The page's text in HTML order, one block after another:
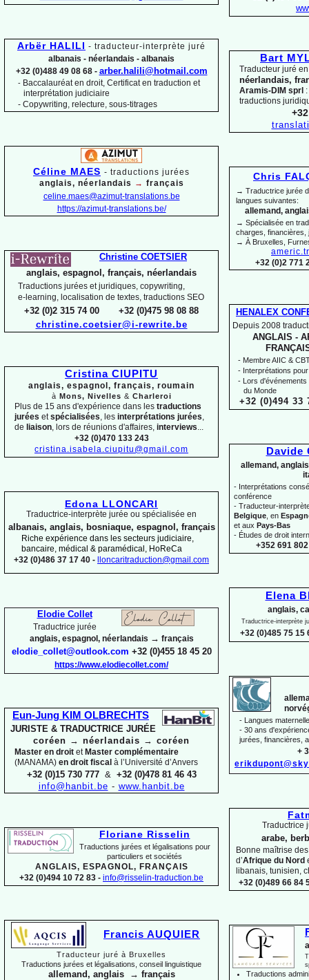
Bart
Traducteur juré en
néerlandais,
Aramis-DIM sprl
traductions
Chris
→ Traductrice jurée
langues suivantes:
allemand,
→ Spécialisée en
charges, financières,
→ À Bruxelles,
+32 (0)2 771
HENALEX
Depuis 2008
ANGLAIS -
- Membre AIIC &
- Interprétations
- Lors
du Monde
+32 (0)494 33
Davide
allemand,
- Interprétations
conférence
- Traducteur-
Belgique , en
et aux Pays-Bas
- Études de droit
+352 691
Elena
anglais,
Traductrice-interprète
+32 (0)485 75 15
- Langues
- 30 ans
jurées, financières,
+
Traductrice
arabe,
Bonne maîtrise
d’Afrique du Nord
libanais, tunisien,
+32 (0)489 66 84
Traductions
Arbër HALILI - traducteur-interprète juré
albanais - néerlandais - albanais
+32 (0)488 49 08 68 - arber.halili@hotmail.com
- Baccalauréat en droit, Certificat en traduction et
interprétation judiciaire
- Copywriting, relecture, sous-titrages
Céline MAES - traductions jurées
anglais, néerlandais → français
celine.maes@azimut-translations.be
https://azimut-translations.be/
Christine COETSIER
anglais, espagnol, français, néerlandais
Traductions jurées et juridiques, copywriting,
e- learning, localisation de textes, traductions SEO
+32 (0)2 315 74 00 +32 (0)475 98 08 88
christine.coetsier@i-rewrite.be
Cristina CIUPITU
anglais, espagnol, français, roumain
à Mons, Nivelles & Charleroi
Plus de 15 ans d'expérience dans les traductions
jurées etspécialisées, les interprétations jurées,
de liaison, lors de réunions d'affaires, interviews...
+32 (0)470 133 243
cristina.isabela.ciupitu@gmail.com
Edona LLONCARI
Traductrice-interprète jurée ou spécialisée en
albanais, anglais, bosniaque, espagnol, français
Riche expérience dans les secteurs judiciaire,
bancaire, médical & paramédical, HoReCa
+32 (0)486 37 17 40 -
lloncaritraduction@gmail.com
Elodie Collet
Traductrice jurée
anglais, espagnol, néerlandais → français
elodie_collet@outlook.com +32 (0)455 18 45 20
https://www.elodiecollet.com/
Eun-Jung KIM OLBRECHTS
JURISTE & TRADUCTRICE JURÉE
coréen → néerlandais → coréen
Master en droit etMaster complémentaire
(MANAMA) en droit fiscal à l’Université d’Anvers
+32 (0)15 730 777& +32 (0)478 81 46 43
info@hanbit.be - www.hanbit.be
Floriane Risselin
Traductions jurées et légalisations pour
particuliers et sociétés
ANGLAIS, ESPAGNOL, FRANÇAIS
+32 (0)494 10 72 83 - info@risselin-traduction.be
Francis AUQUIER
Traducteur juré à Bruxelles
Traductions jurées et légalisations, conseil linguistique
allemand, anglais → français